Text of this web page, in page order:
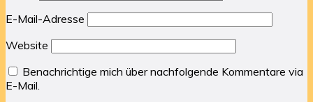
E-Mail-Adresse
Website
Benachrichtige mich über nachfolgende Kommentare via
E-Mail.